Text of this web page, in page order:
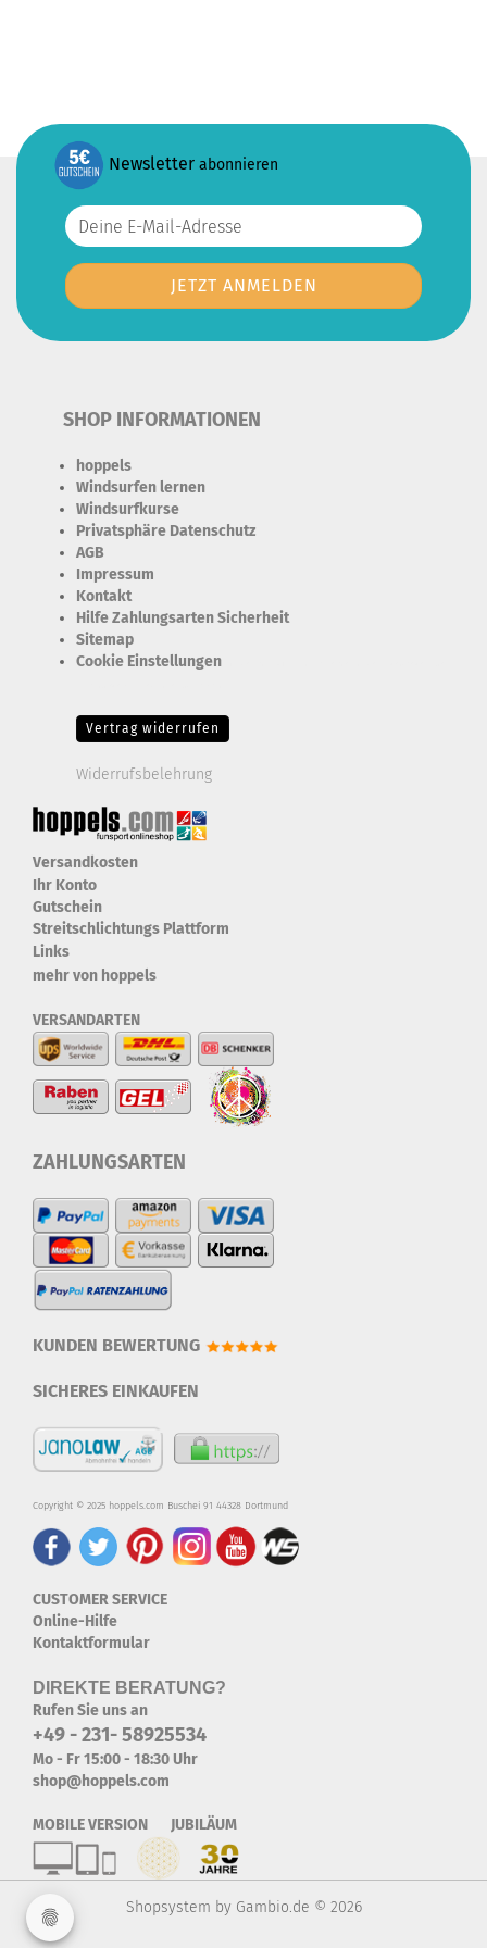
Newsletter abonnieren
SHOP INFORMATIONEN
hoppels
Windsurfen lernen
Windsurfkurse
Privatsphäre Datenschutz
AGB
Impressum
Kontakt
Hilfe Zahlungsarten Sicherheit
Sitemap
Cookie Einstellungen
Vertrag widerrufen
Widerrufsbelehrung
Versandkosten
Ihr Konto
Gutschein
Streitschlichtungs Plattform
Links
mehr von hoppels
VERSANDARTEN
ZAHLUNGSARTEN
KUNDEN BEWERTUNG
SICHERES EINKAUFEN
Copyright © 2025 hoppels.com Buschei 91 44328 Dortmund
CUSTOMER SERVICE
Online-Hilfe
Kontaktformular
DIREKTE BERATUNG?
Rufen Sie uns an
+49 - 231- 58925534
Mo - Fr 15:00 - 18:30 Uhr
shop@hoppels.com
MOBILE VERSION JUBILÄUM
Shopsystem by Gambio.de © 2026